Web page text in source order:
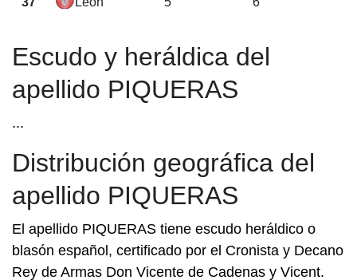
Escudo y heráldica del
apellido PIQUERAS
...
Distribución geográfica del
apellido PIQUERAS
El apellido PIQUERAS tiene escudo heráldico o
blasón español, certificado por el Cronista y Decano
Rey de Armas Don Vicente de Cadenas y Vicent.